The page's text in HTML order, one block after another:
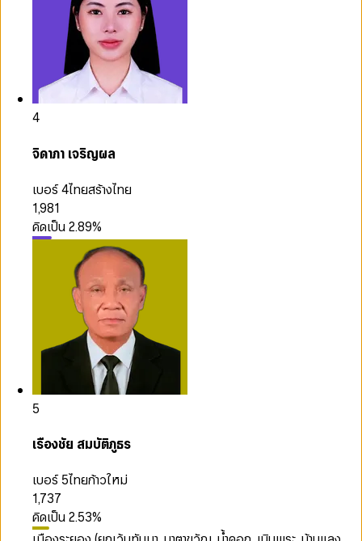
4
จิดาภา เจริญผล
เบอร์ 4ไทยสร้างไทย
1,981
คิดเป็น2.89%
5
เรืองชัย สมบัติภูธร
เบอร์ 5ไทยก้าวใหม่
1,737
คิดเป็น2.53%